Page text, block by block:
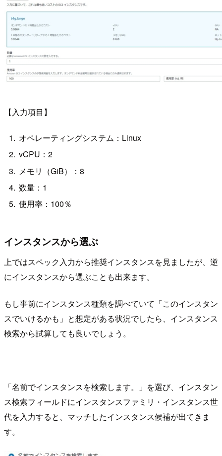
【入力項目】
オペレーティングシステム：Linux
vCPU：2
メモリ（GiB）：8
数量：1
使用率：100％
インスタンスから選ぶ
上ではスペック入力から推奨インスタンスを見ましたが、逆
にインスタンスから選ぶことも出来ます。
もし事前にインスタンス種類を調べていて「このインスタン
スでいけるかも」と想定がある状況でしたら、インスタンス
検索から試算しても良いでしょう。
「名前でインスタンスを検索します。」を選び、インスタン
ス検索フィールドにインスタンスファミリ・インスタンス世
代を入力すると、マッチしたインスタンス候補が出てきま
す。